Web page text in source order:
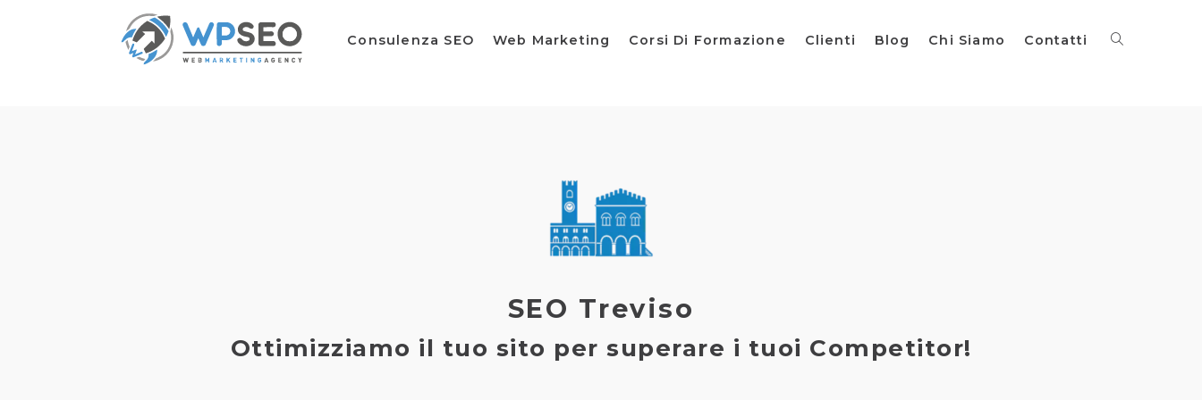
Consulenza SEO Web Marketing Corsi Di Formazione Clienti Blog Chi Siamo Contatti
SEO Treviso
Ottimizziamo il tuo sito per superare i tuoi Competitor!